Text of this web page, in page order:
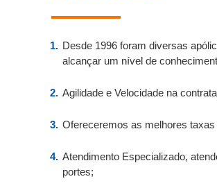
Desde 1996 foram diversas
alcançar um nível de
Agilidade e Velocidade na
Ofereceremos as melhores
Atendimento Especializado,
portes;